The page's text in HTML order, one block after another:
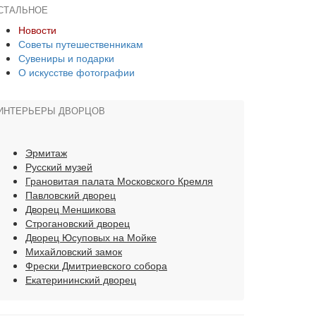
Новости
Советы путешественникам
Сувениры и подарки
О искусстве фотографии
ДВОРЦОВ
Эрмитаж
Русский музей
Грановитая палата Московского Кремля
Павловский дворец
Дворец Меншикова
Строгановский дворец
Дворец Юсуповых на Мойке
Михайловский замок
Фрески Дмитриевского собора
Екатерининский дворец